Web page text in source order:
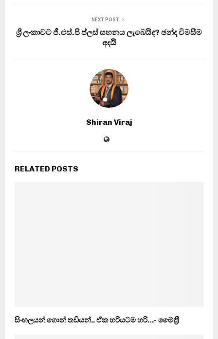
NEXT POST
ශ්‍රී ලංකාවට ජී.එස්.පී ප්ලස් සහනය ලැබෙයිද? ඡන්ද විමසීම
අදයි
Shiran Viraj
RELATED POSTS
සිංහලයන් ගොන් තඩියන්.. ඒක හරියටම හරි…- මෛත‍්‍රී